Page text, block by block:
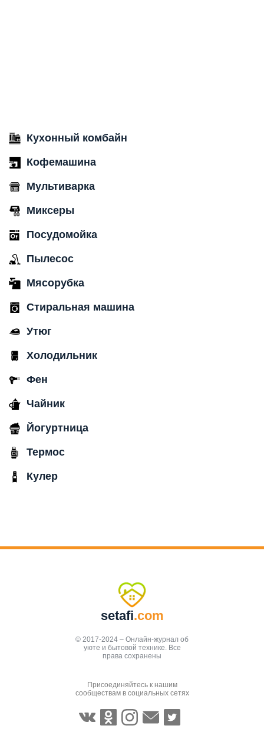
Кухонный комбайн
Кофемашина
Мультиварка
Миксеры
Посудомойка
Пылесос
Мясорубка
Стиральная машина
Утюг
Холодильник
Фен
Чайник
Йогуртница
Термос
Кулер
setafi.com
© 2017-2024 – Онлайн-журнал об
уюте и бытовой технике. Все
права сохранены
Присоединяйтесь к нашим
сообществам в социальных сетях